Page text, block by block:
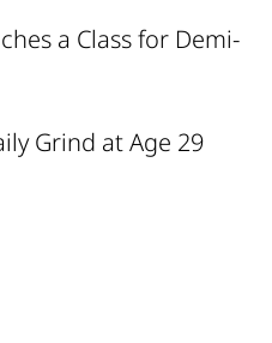
a Class for Demi-
Grind at Age 29